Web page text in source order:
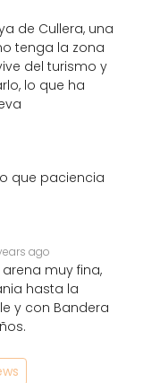
de Cullera, una
tenga la zona
del turismo y
lo que ha
que paciencia
ago
muy fina,
hasta la
y con Bandera